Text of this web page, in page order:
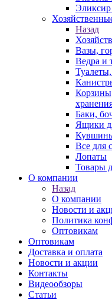
Назад
Вазы,
Ведра и
Баки,
Ящики
Все для
Лопаты
Товары
О компании
Назад
О компании
Новости и
Политика
Оптовикам
Оптовикам
Доставка и оплата
Новости и акции
Контакты
Видеообзоры
Статьи